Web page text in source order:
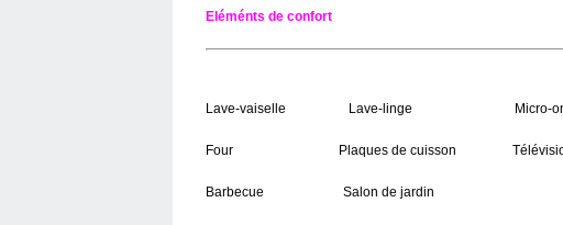
Eléménts de confort
Lave-vaiselle Lave-linge Micro-
Four Plaques de cuisson
Barbecue Salon de jardin